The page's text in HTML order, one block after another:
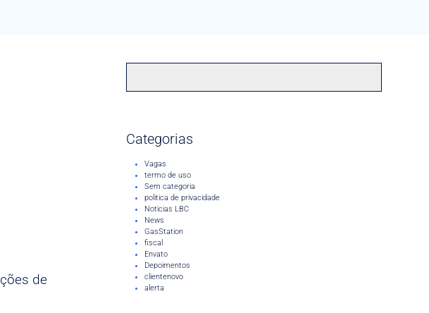
de
Categorias
Vagas
termo de uso
Sem categoria
politica de privacidade
Noticias LBC
News
GasStation
fiscal
Envato
Depoimentos
clientenovo
alerta